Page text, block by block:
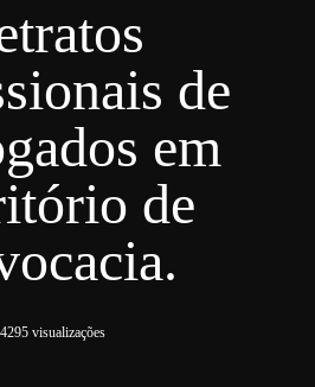
de
em
de
4295 visualizações